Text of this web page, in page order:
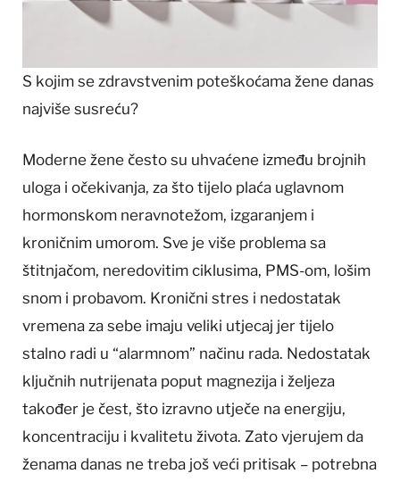
S kojim se zdravstvenim poteškoćama žene danas
najviše susreću?
Moderne žene često su uhvaćene između brojnih
uloga i očekivanja, za što tijelo plaća uglavnom
hormonskom neravnotežom, izgaranjem i
kroničnim umorom. Sve je više problema sa
štitnjačom, neredovitim ciklusima, PMS-om, lošim
snom i probavom. Kronični stres i nedostatak
vremena za sebe imaju veliki utjecaj jer tijelo
stalno radi u “alarmnom” načinu rada. Nedostatak
ključnih nutrijenata poput magnezija i željeza
također je čest, što izravno utječe na energiju,
koncentraciju i kvalitetu života. Zato vjerujem da
ženama danas ne treba još veći pritisak – potrebna